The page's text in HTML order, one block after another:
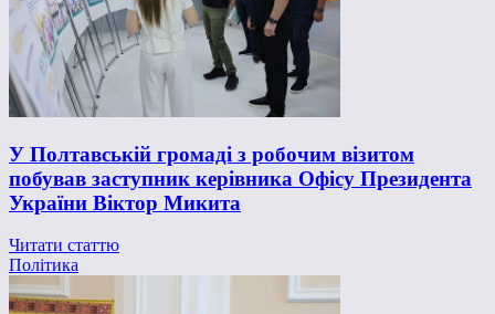
У Полтавській громаді з робочим візитом
побував заступник керівника Офісу Президента
України Віктор Микита
Читати статтю
Політика